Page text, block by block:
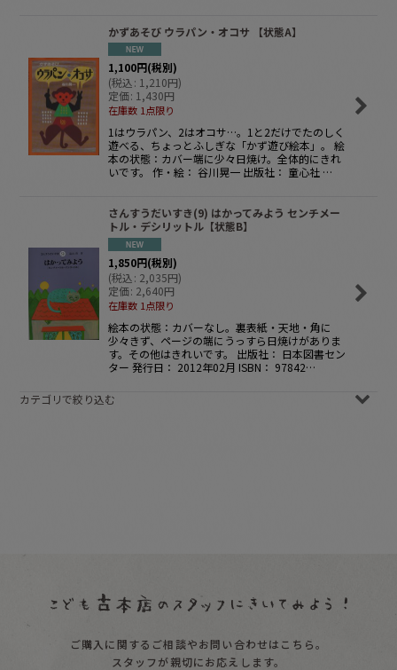
かずあそび ウラパン・オコサ 【状態A】
1,100円(税別)
(税込: 1,210円)
定価: 1,430円
在庫数 1点限り
1はウラパン、2はオコサ…。1と2だけでたのしく
遊べる、ちょっとふしぎな「かず遊び絵本」。 絵
本の状態：カバー端に少々日焼け。全体的にきれ
いです。 作・絵： 谷川晃一 出版社： 童心社 …
さんすうだいすき(9) はかってみよう センチメー
トル・デシリットル【状態B】
1,850円(税別)
(税込: 2,035円)
定価: 2,640円
在庫数 1点限り
絵本の状態：カバーなし。裏表紙・天地・角に
少々きず、ページの端にうっすら日焼けがありま
す。その他はきれいです。 出版社： 日本図書セン
ター 発行日： 2012年02月 ISBN： 97842…
カテゴリで絞り込む
とけい
ご購入に関するご相談やお問い合わせはこちら。
スタッフが親切にお応えします。